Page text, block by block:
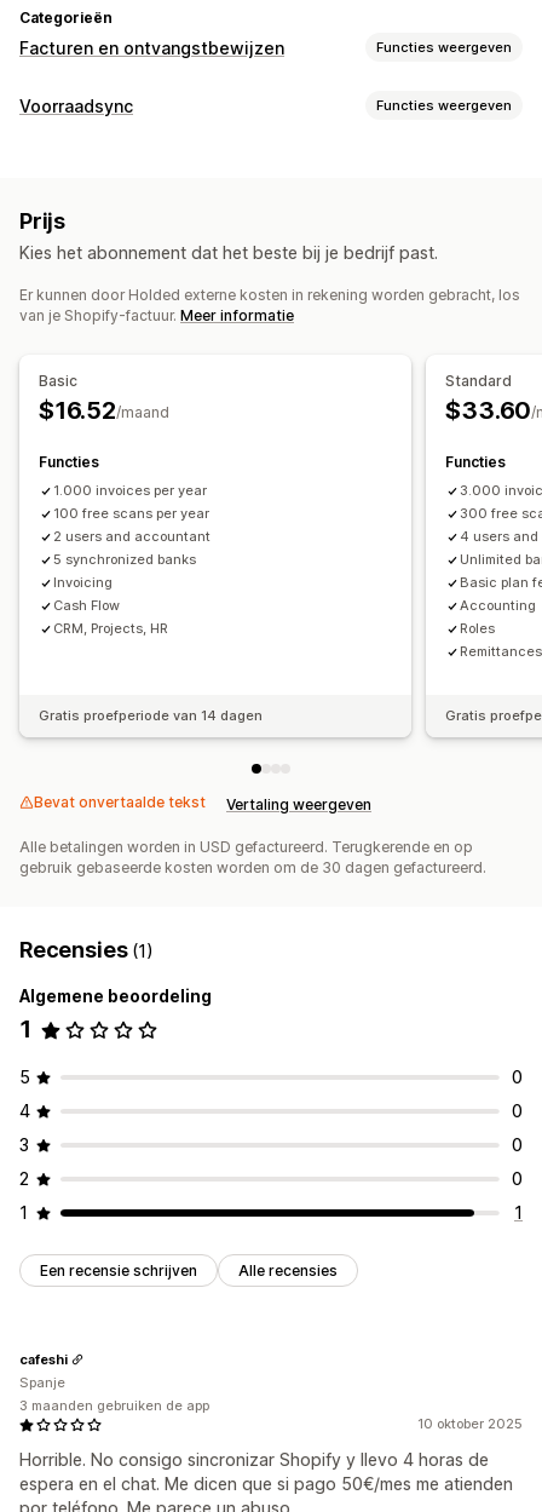
Categorieën
Facturen en ontvangstbewijzen Functies weergeven
Soorten documenten
Factuurnummers
Bestandsbeheer
Downloaden in bulk
Pdf-generatie
Afdrukken en exporteren Rapporten
Voorraadsync Functies weergeven
Meldingen en rapporten
Prijs
Kies het abonnement dat het beste bij je bedrijf past.
Er kunnen door Holded externe kosten in rekening worden gebracht, los
van je Shopify-factuur. Meer informatie
Basic
$16.52/maand
Functies
1.000 invoices per year
100 free scans per year
2 users and accountant
5 synchronized banks
Invoicing
Cash Flow
CRM, Projects, HR
Gratis proefperiode van 14 dagen
Standard
$33.60/
Functies
3.000
300 free
4 users
Unlimited
Basic plan
Accounting
Roles
Remittances
Gratis
Bevat onvertaalde tekst Vertaling weergeven
Alle betalingen worden in USD gefactureerd. Terugkerende en op
gebruik gebaseerde kosten worden om de 30 dagen gefactureerd.
Recensies (1)
Algemene beoordeling
1
5
0
4
0
3
0
2
0
1
1
Een recensie schrijven Alle recensies
10 oktober 2025
Horrible. No consigo sincronizar Shopify y llevo 4 horas de
espera en el chat. Me dicen que si pago 50€/mes me atienden
cafeshi
Spanje
3 maanden gebruiken de app